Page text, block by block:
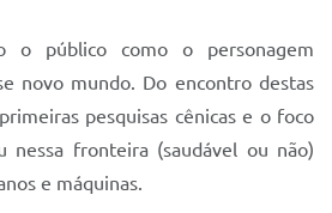
o público como o personagem
novo mundo. Do encontro destas
pesquisas cênicas e o foco
nessa fronteira (saudável ou não)
e máquinas.